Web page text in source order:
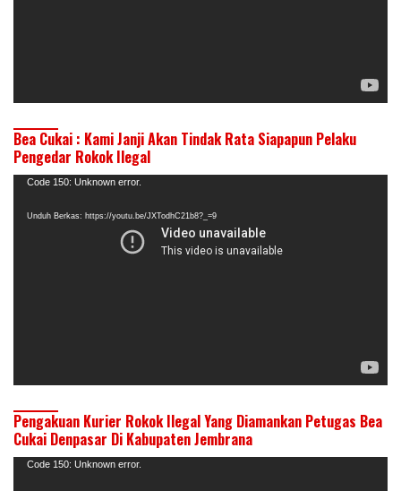
Bea Cukai : Kami Janji Akan Tindak Rata Siapapun Pelaku
Pengedar Rokok Ilegal
Pemutar
Code 150: Unknown error.
Unduh Berkas: https://youtu.be/JXTodhC21b8?_=9
Pengakuan Kurier Rokok Ilegal Yang Diamankan Petugas Bea
Cukai Denpasar Di Kabupaten Jembrana
Pemutar
Code 150: Unknown error.